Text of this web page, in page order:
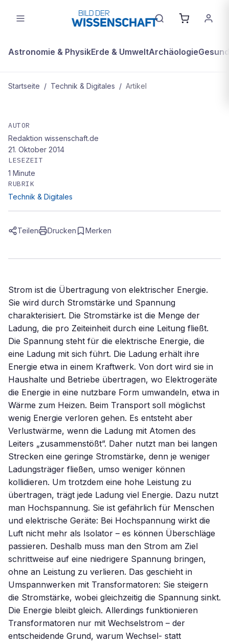
Astronomie & PhysikErde & UmweltArchäologie
Startseite / Technik & Digitales / Artikel
Gut zu wissen: Stromübertragung
AUTOR
Redaktion wissenschaft.de
21. Oktober 2014
LESEZEIT
1 Minute
RUBRIK
Technik & Digitales
Teilen Drucken Merken
Strom ist die Übertragung von elektrischer Energie.
Sie wird durch Stromstärke und Spannung
charakterisiert. Die Stromstärke ist die Menge der
Ladung, die pro Zeiteinheit durch eine Leitung fließt.
Die Spannung steht für die elektrische Energie, die
eine Ladung mit sich führt. Die Ladung erhält ihre
Energie etwa in einem Kraftwerk. Von dort wird sie in
Haushalte und Betriebe übertragen, wo Elektrogeräte
die Energie in eine nutzbare Form umwandeln, etwa in
Wärme zum Heizen. Beim Transport soll möglichst
wenig Energie verloren gehen. Es entsteht aber
Verlustwärme, wenn die Ladung mit Atomen des
Leiters „zusammenstößt”. Daher nutzt man bei langen
Strecken eine geringe Stromstärke, denn je weniger
Ladungsträger fließen, umso weniger können
kollidieren. Um trotzdem eine hohe Leistung zu
übertragen, trägt jede Ladung viel Energie. Dazu nutzt
man Hochspannung. Sie ist gefährlich für Menschen
und elektrische Geräte: Bei Hochspannung wirkt die
Luft nicht mehr als Isolator – es können Überschläge
passieren. Deshalb muss man den Strom am Ziel
schrittweise auf eine niedrigere Spannung bringen,
ohne an Leistung zu verlieren. Das geschieht in
Umspannwerken mit Transformatoren: Sie steigern
die Stromstärke, wobei gleichzeitig die Spannung sinkt.
Die Energie bleibt gleich. Allerdings funktionieren
Transformatoren nur mit Wechselstrom – der
entscheidende Grund, warum Wechsel- statt